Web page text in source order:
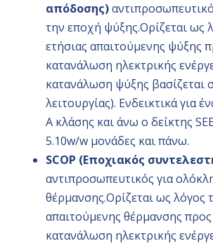
απόδοσης)
την εποχή ψύξης.Ορίζεται ως
ετήσιας απαιτούμενης ψύξης
κατανάλωση ηλεκτρικής
κατανάλωση ψύξης βασίζεται
λειτουργίας). Ενδεικτικά για
Α κλάσης και άνω ο δείκτης
5.10w/w μονάδες και πάνω.
SCOP (Εποχιακός
αντιπροσωπευτικός για
θέρμανσης.Ορίζεται ως λόγος
απαιτούμενης θέρμανσης
κατανάλωση ηλεκτρικής